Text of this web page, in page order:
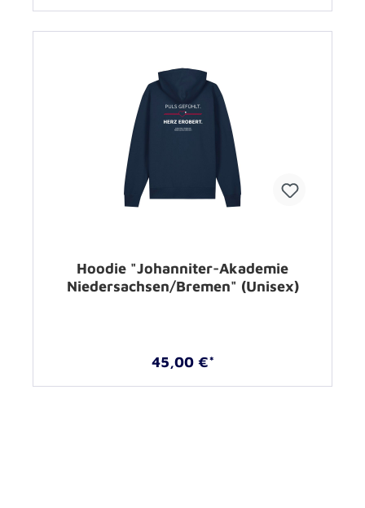
Hoodie "Johanniter-Akademie
Niedersachsen/Bremen" (Unisex)
45,00 €*